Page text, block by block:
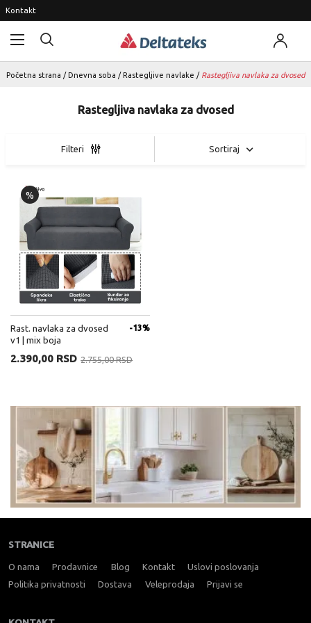
Kontakt
Početna strana / Dnevna soba / Rastegljive navlake / Rastegljiva navlaka za dvosed
Rastegljiva navlaka za dvosed
Filteri Sortiraj
Rast. navlaka za dvosed
v1 | mix boja
-13%
2.390,00 RSD 2.755,00 RSD
%
STRANICE
O nama Prodavnice Blog Kontakt
Uslovi poslovanja
Politika privatnosti
Dostava Veleprodaja Prijavi se